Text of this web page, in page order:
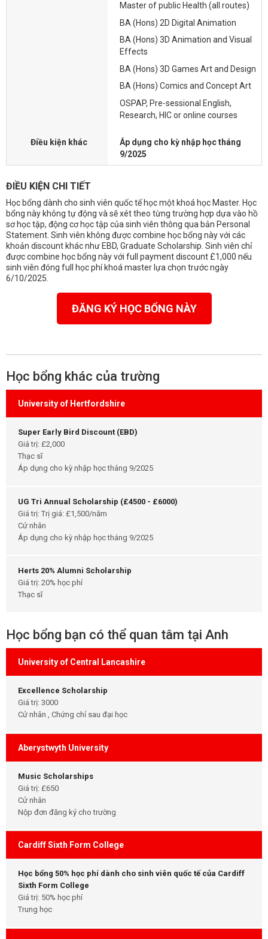
Master of public Health (all routes)
BA (Hons) 2D Digital Animation
BA (Hons) 3D Animation and Visual
Effects
BA (Hons) 3D Games Art and Design
BA (Hons) Comics and Concept Art
OSPAP, Pre-sessional English,
Research, HIC or online courses
Điều kiện khác
Áp dụng cho kỳ nhập học tháng
9/2025
ĐIỀU KIỆN CHI TIẾT
Học bổng dành cho sinh viên quốc tế học một khoá học Master. Học
bổng này không tự động và sẽ xét theo từng trường hợp dựa vào hồ
sơ học tập, động cơ học tập của sinh viên thông qua bản Personal
Statement. Sinh viên không được combine học bổng này với các
khoản discount khác như EBD, Graduate Scholarship. Sinh viên chỉ
được combine học bổng này với full payment discount £1,000 nếu
sinh viên đóng full học phí khoá master lựa chọn trước ngày
6/10/2025.
ĐĂNG KÝ HỌC BỔNG NÀY
Học bổng khác của trường
University of Hertfordshire
Super Early Bird Discount (EBD)
Giá trị: £2,000
Thạc sĩ
Áp dụng cho kỳ nhập học tháng 9/2025
UG Tri Annual Scholarship (£4500 - £6000)
Giá trị: Trị giá: £1,500/năm
Cử nhân
Áp dụng cho kỳ nhập học tháng 9/2025
Herts 20% Alumni Scholarship
Giá trị: 20% học phí
Thạc sĩ
Học bổng bạn có thể quan tâm tại Anh
University of Central Lancashire
Excellence Scholarship
Giá trị: 3000
Cử nhân , Chứng chỉ sau đại học
Aberystwyth University
Music Scholarships
Giá trị: £650
Cử nhân
Nộp đơn đăng ký cho trường
Cardiff Sixth Form College
Học bổng 50% học phí dành cho sinh viên quốc tế của Cardiff
Sixth Form College
Giá trị: 50% học phí
Trung học